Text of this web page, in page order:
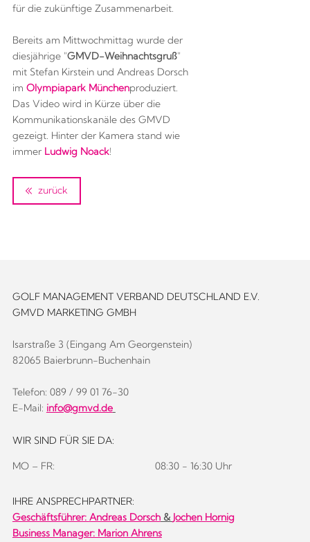
für die zukünftige Zusammenarbeit.
Bereits am Mittwochmittag wurde der
diesjährige "GMVD-Weihnachtsgruß"
mit Stefan Kirstein und Andreas Dorsch
im Olympiapark Münchenproduziert.
Das Video wird in Kürze über die
Kommunikationskanäle des GMVD
gezeigt. Hinter der Kamera stand wie
immer Ludwig Noack!
zurück
GOLF MANAGEMENT VERBAND DEUTSCHLAND E.V.
GMVD MARKETING GMBH
Isarstraße 3 (Eingang Am Georgenstein)
82065 Baierbrunn-Buchenhain
Telefon: 089 / 99 01 76-30
E-Mail: info@gmvd.de
WIR SIND FÜR SIE DA:
MO – FR: 08:30 - 16:30 Uhr
IHRE ANSPRECHPARTNER:
Geschäftsführer: Andreas Dorsch& Jochen Hornig
Business Manager: Marion Ahrens